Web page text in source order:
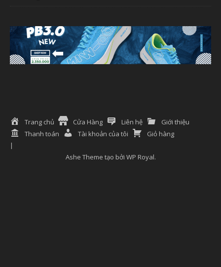
Trang chủ Cửa Hàng Liên hệ
Giới thiệu
Thanh toán
Tài khoản của tôi Giỏ hàng
Ashe Theme tạo bởi WP Royal.